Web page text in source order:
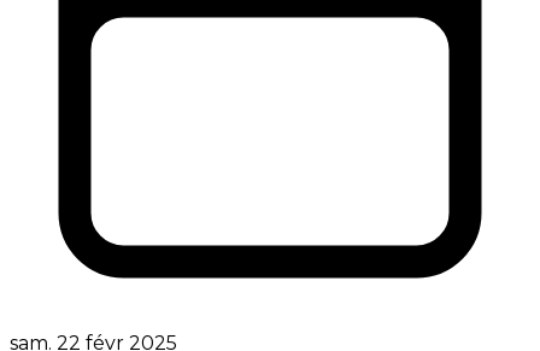
sam. 22 févr 2025